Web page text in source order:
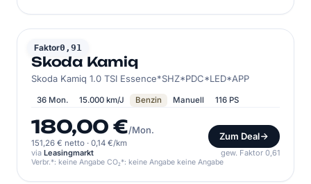
Faktor0,91
SKODA
Skoda Kamiq
Skoda Kamiq 1.0 TSI Essence*SHZ*PDC*LED*APP
36 Mon. 15.000 km/J Benzin Manuell 116 PS
180,00 €/Mon.
151,26 € netto · 0,14 €/km
Zum Deal
via Leasingmarkt gew. Faktor 0,61
Verbr.*: keine Angabe CO₂*: keine Angabe keine Angabe